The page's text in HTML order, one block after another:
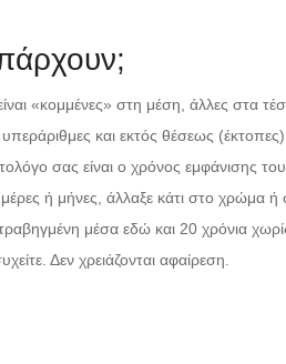
«κομμένες» στη μέση, άλλες στα
υπεράριθμες και εκτός θέσεως
σας είναι ο χρόνος εμφάνισης
μέρες ή μήνες, άλλαξε κάτι στο
μέσα εδώ και 20 χρόνια
Δεν χρειάζονται αφαίρεση.